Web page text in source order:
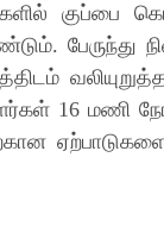
குப்பை
. பேருந்து
16மணி